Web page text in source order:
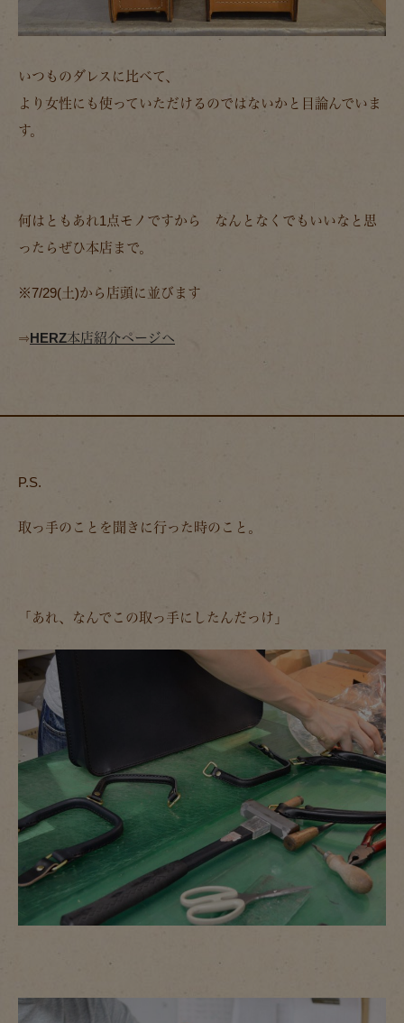
いつものダレスに比べて、
より女性にも使っていただけるのではないかと目論んでいま
す。
何はともあれ1点モノですから なんとなくでもいいなと思
ったらぜひ本店まで。
※7/29(土)から店頭に並びます
⇒HERZ本店紹介ページへ
P.S.
取っ手のことを聞きに行った時のこと。
「あれ、なんでこの取っ手にしたんだっけ」